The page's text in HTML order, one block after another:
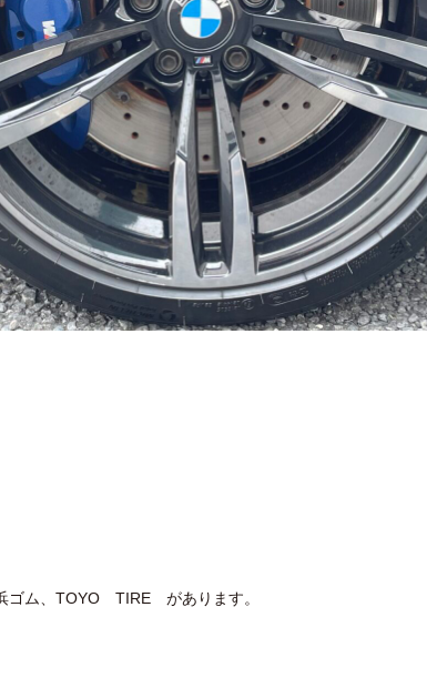
ゴム、TOYO TIRE があります。